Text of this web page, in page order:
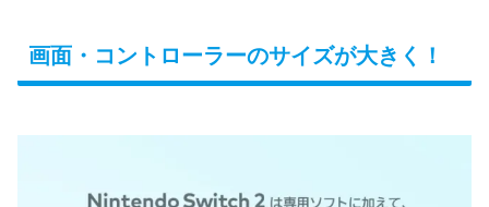
画面・コントローラーのサイズが大きく！